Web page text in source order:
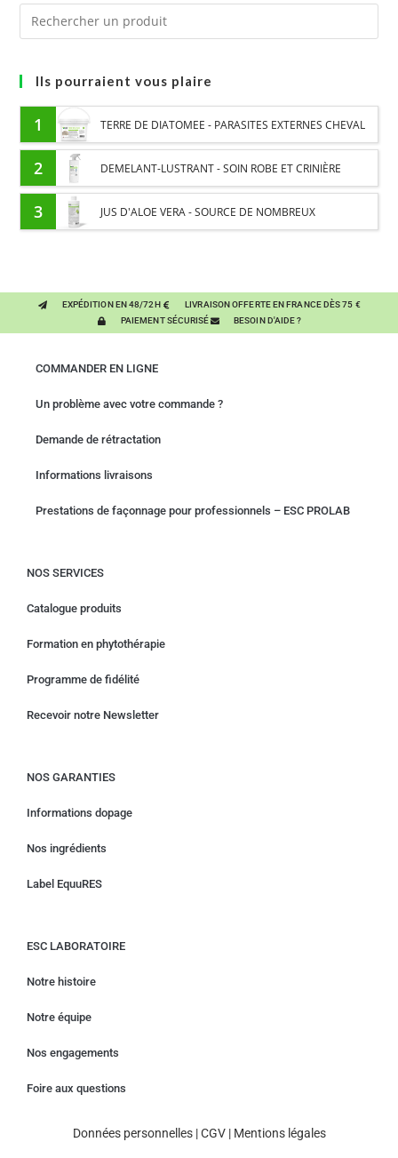
Ils pourraient vous plaire
1 TERRE DE DIATOMEE - PARASITES EXTERNES CHEVAL
2 DEMELANT-LUSTRANT - SOIN ROBE ET CRINIÈRE
CHEVAL - ENRICHI EN VITAMINE B ET HUILE D'ONAGRE
3 JUS D'ALOE VERA - SOURCE DE NOMBREUX
EXPÉDITION EN 48/72H
LIVRAISON OFFERTE EN FRANCE DÈS 75 €
PAIEMENT SÉCURISÉ
BESOIN D'AIDE ?
COMMANDER EN LIGNE
Un problème avec votre commande ?
Demande de rétractation
Informations livraisons
Prestations de façonnage pour professionnels – ESC PROLAB
NOS SERVICES
Catalogue produits
Formation en phytothérapie
Programme de fidélité
Recevoir notre Newsletter
NOS GARANTIES
Informations dopage
Nos ingrédients
Label EquuRES
ESC LABORATOIRE
Notre histoire
Notre équipe
Nos engagements
Foire aux questions
Données personnelles|CGV| Mentions légales